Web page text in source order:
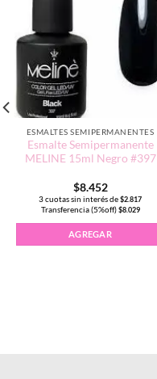
ESMALTES SEMIPERMANENTES
Esmalte Semipermanente
MELINE 15ml Negro #397
$8.452
3 cuotas sin interés de $2.817
Transferencia (5%off) $8.029
AGREGAR